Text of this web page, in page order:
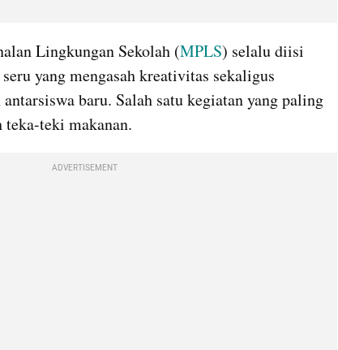
Lingkungan Sekolah (MPLS) selalu diisi
yang mengasah kreativitas sekaligus
baru. Salah satu kegiatan yang paling
teka-teki makanan.
ADVERTISEMENT